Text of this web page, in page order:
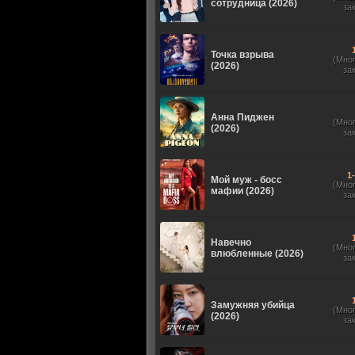
сотрудница (2026)
Точка взрыва
(2026)
Анна Пиджен
(2026)
Мой муж - босс
мафии (2026)
Навечно
влюбленные (2026)
Замужняя убийца
(2026)